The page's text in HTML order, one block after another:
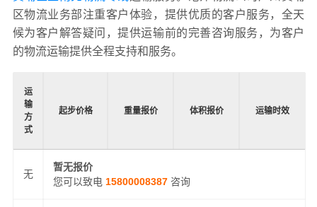
区物流业务部注重客户体验，提供优质的客户服务，全天
候为客户解答疑问，提供运输前的完善咨询服务，为客户
的物流运输提供全程支持和服务。
运
输
方
式
起步价格 重量报价 体积报价 运输时效
无
暂无报价
您可以致电 15800008387 咨询